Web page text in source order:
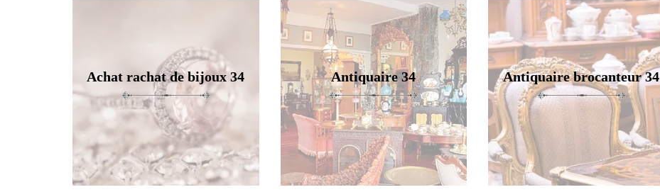
Achat rachat de bijoux 34 Antiquaire 34 Antiquaire brocanteur 34